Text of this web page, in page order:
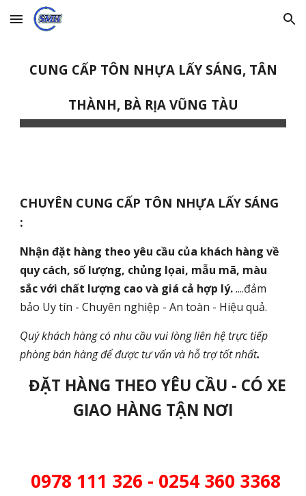
Skip to main content Skip to navigation
CUNG CẤP TÔN NHỰA LẤY SÁNG, TÂN
THÀNH, BÀ RỊA VŨNG TÀU
CHUYÊN CUNG CẤP TÔN NHỰA LẤY SÁNG
:
Nhận đặt hàng theo yêu cầu của khách hàng về
quy cách, số lượng, chủng lọai, mẫu mã, màu
sắc với chất lượng cao và giá cả hợp lý.....đảm
bảo Uy tín - Chuyên nghiệp - An toàn - Hiệu quả.
Quý khách hàng có nhu cầu vui lòng liên hệ trực tiếp
phòng bán hàng để được tư vấn và hỗ trợ tốt nhất.
ĐẶT HÀNG THEO YÊU CẦU - CÓ XE
GIAO HÀNG TẬN NƠI
0978 111 326 - 0254 360 3368